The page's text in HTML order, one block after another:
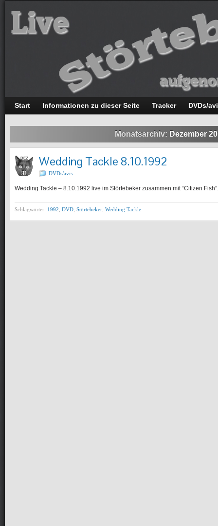
Start Informationen zu dieser Seite Tracker DVDs/
Monatsarchiv: Dezember
DEZ
31
Wedding Tackle 8.10.1992
DVDs/avis
Wedding Tackle – 8.10.1992 live im Störtebeker zusammen mit “Citizen Fish“.
Schlagwörter: 1992 DVD Störtebeker Wedding Tackle